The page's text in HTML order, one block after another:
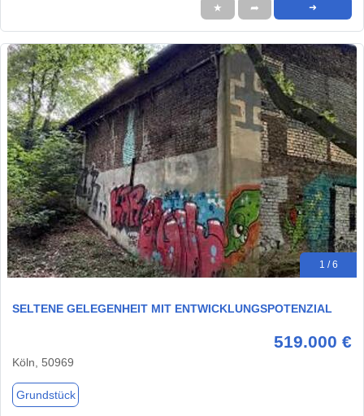
★ ➦ ➜
1 / 6
SELTENE GELEGENHEIT MIT ENTWICKLUNGSPOTENZIAL
519.000 €
Köln, 50969
Grundstück